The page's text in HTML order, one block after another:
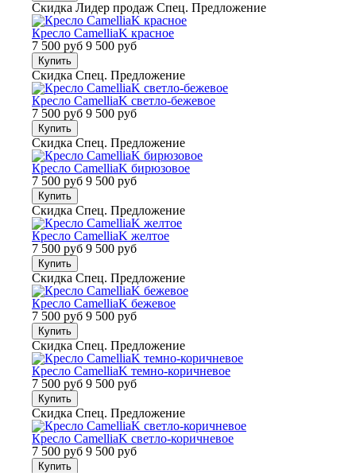
Скидка Лидер продаж Спец. Предложение
Кресло CamelliaK красное
7 500 руб 9 500 руб
Купить
Скидка Спец. Предложение
Кресло CamelliaK светло-бежевое
7 500 руб 9 500 руб
Купить
Скидка Спец. Предложение
Кресло CamelliaK бирюзовое
7 500 руб 9 500 руб
Купить
Скидка Спец. Предложение
Кресло CamelliaK желтое
7 500 руб 9 500 руб
Купить
Скидка Спец. Предложение
Кресло CamelliaK бежевое
7 500 руб 9 500 руб
Купить
Скидка Спец. Предложение
Кресло CamelliaK темно-коричневое
7 500 руб 9 500 руб
Купить
Скидка Спец. Предложение
Кресло CamelliaK светло-коричневое
7 500 руб 9 500 руб
Купить